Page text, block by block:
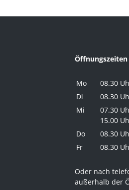
Öffnungszeiten
Mo
08.30
Di
08.30
Mi
07.30
15.00
Do
08.30
Fr
08.30
Oder nach
außerhalb der